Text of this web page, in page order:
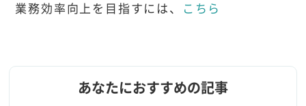
業務効率向上を目指すには、
こちら
あなたにおすすめの記事